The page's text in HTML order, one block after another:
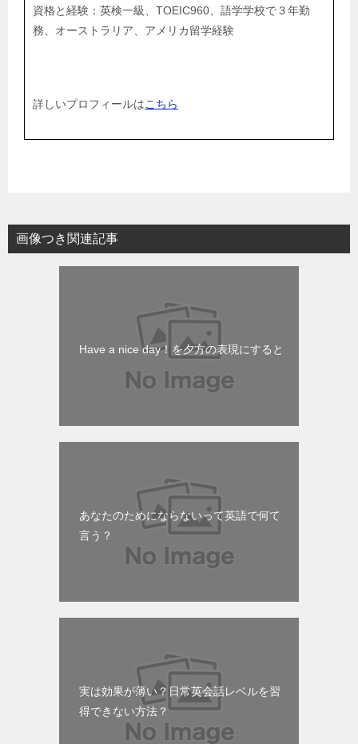
資格と経験：英検一級、TOEIC960、語学学校で３年勤
務、オーストラリア、アメリカ留学経験
詳しいプロフィールはこちら
画像つき関連記事
Have a nice day！を夕方の表現にすると
あなたのためにならないって英語で何て
言う？
実は効果が薄い？日常英会話レベルを習
得できない方法？